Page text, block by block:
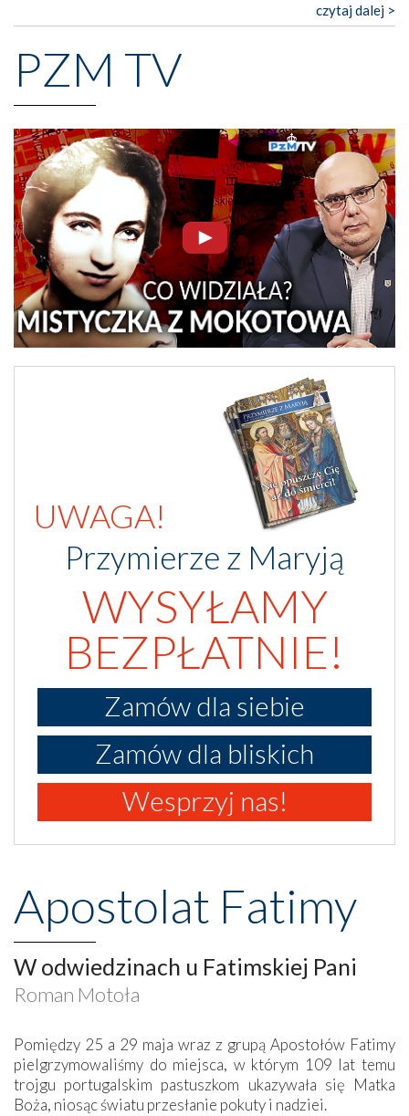
czytaj dalej >
PZM TV
UWAGA!
Przymierze z Maryją
WYSYŁAMY
BEZPŁATNIE!
Zamów dla siebie
Zamów dla bliskich
Wesprzyj nas!
Apostolat Fatimy
W odwiedzinach u Fatimskiej Pani
Roman Motoła
Pomiędzy 25 a 29 maja wraz z grupą Apostołów Fatimy
pielgrzymowaliśmy do miejsca, w którym 109 lat temu
trojgu portugalskim pastuszkom ukazywała się Matka
Boża, niosąc światu przesłanie pokuty i nadziei.